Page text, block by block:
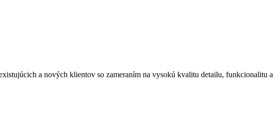
a nových klientov so zameraním na vysokú kvalitu detailu, funkcionalitu a